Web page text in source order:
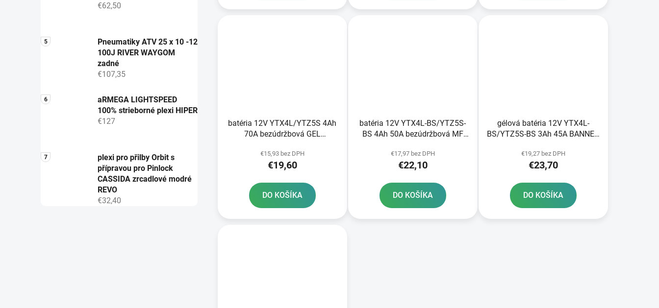
€62,50
Pneumatiky ATV 25 x 10 -12
100J RIVER WAYGOM
zadné
€107,35
aRMEGA LIGHTSPEED
100% strieborné plexi HIPER
€127
plexi pro přilby Orbit s
přípravou pro Pinlock
CASSIDA zrcadlové modré
REVO
€32,40
batéria 12V YTX4L/YTZ5S 4Ah
70A bezúdržbová GEL
aktivovaná z výroby
€15,93 bez DPH
€19,60
DO KOŠÍKA
batéria 12V YTX4L-BS/YTZ5S-
BS 4Ah 50A bezúdržbová MF
vrátane balenia elektrolytu
€17,97 bez DPH
€22,10
DO KOŠÍKA
gélová batéria 12V YTX4L-
BS/YTZ5S-BS 3Ah 45A BANNER
€19,27 bez DPH
€23,70
DO KOŠÍKA